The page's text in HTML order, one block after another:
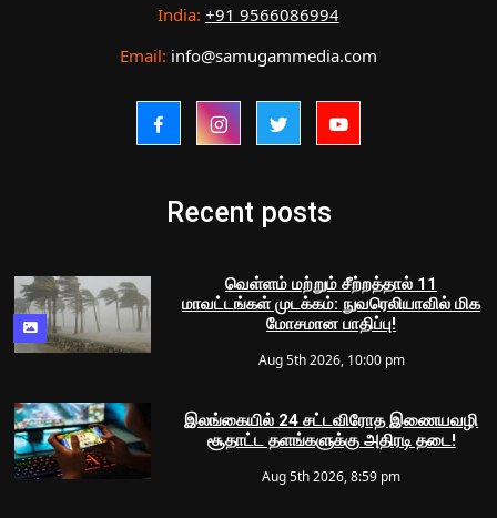
India: +91 9566086994
Email: info@samugammedia.com
Recent posts
வெள்ளம் மற்றும் சீற்றத்தால் 11
மாவட்டங்கள் முடக்கம்: நுவரெலியாவில் மிக
மோசமான பாதிப்பு!
Aug 5th 2026, 10:00 pm
இலங்கையில் 24 சட்டவிரோத இணையவழி
சூதாட்ட தளங்களுக்கு அதிரடி தடை!
Aug 5th 2026, 8:59 pm